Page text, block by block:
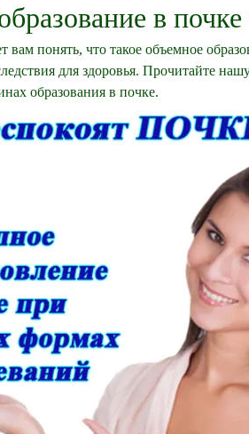
в почке
вам понять, что такое объемное
для здоровья. Прочитайте
образования в почке.